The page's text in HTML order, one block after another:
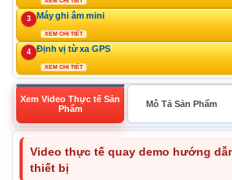
3 Máy ghi âm mini
XEM CHI TIẾT
4 Định vị từ xa GPS
XEM CHI TIẾT
Xem Video Thực tế Sản
Phẩm
Mô Tả Sản Phẩm
Video thực tế quay demo hướng
thiết bị